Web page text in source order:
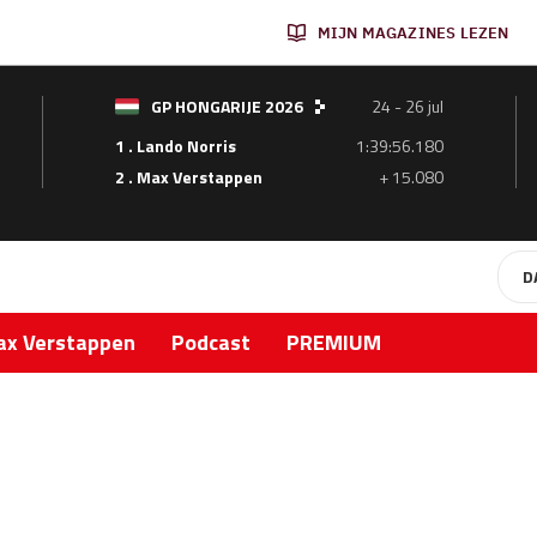
MIJN MAGAZINES LEZEN
GP HONGARIJE 2026
24 - 26 jul
1 . Lando Norris
1:39:56.180
2 . Max Verstappen
+ 15.080
Verstappen Podcast PREMIUM